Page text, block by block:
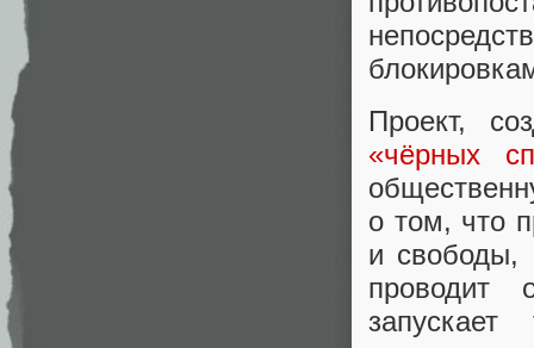
Проект,
«чёрных
о том, что
и свободы,
проводит